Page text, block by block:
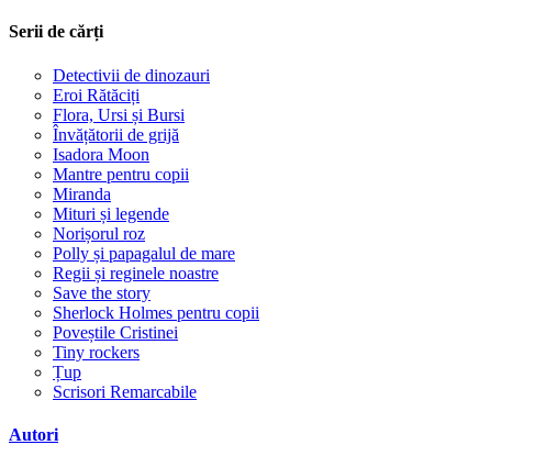
Serii de cărți
Detectivii de dinozauri
Eroi Rătăciți
Flora, Ursi și Bursi
Învățătorii de grijă
Isadora Moon
Mantre pentru copii
Miranda
Mituri și legende
Norișorul roz
Polly și papagalul de mare
Regii și reginele noastre
Save the story
Sherlock Holmes pentru copii
Poveștile Cristinei
Tiny rockers
Țup
Scrisori Remarcabile
Autori